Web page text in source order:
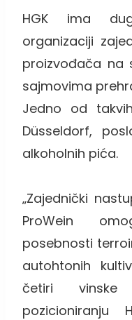
HGK ima
organizaciji
proizvođača na
sajmovima
Jedno od
Düsseldorf,
alkoholnih pića.
„Zajednički
ProWein
posebnosti
autohtonih
četiri
pozicioniranju